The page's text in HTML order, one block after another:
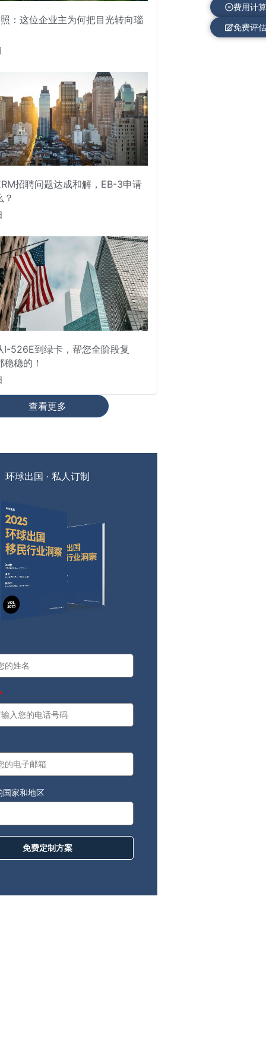
：这位企业主为何把目光转向瑙
招聘问题达成和解，EB-3申请
？
I-526E到绿卡，帮您全阶段复
稳的！
查看更多
环球出国 · 私人订制
国家和地区
免费定制方案
费用计算
免费评估